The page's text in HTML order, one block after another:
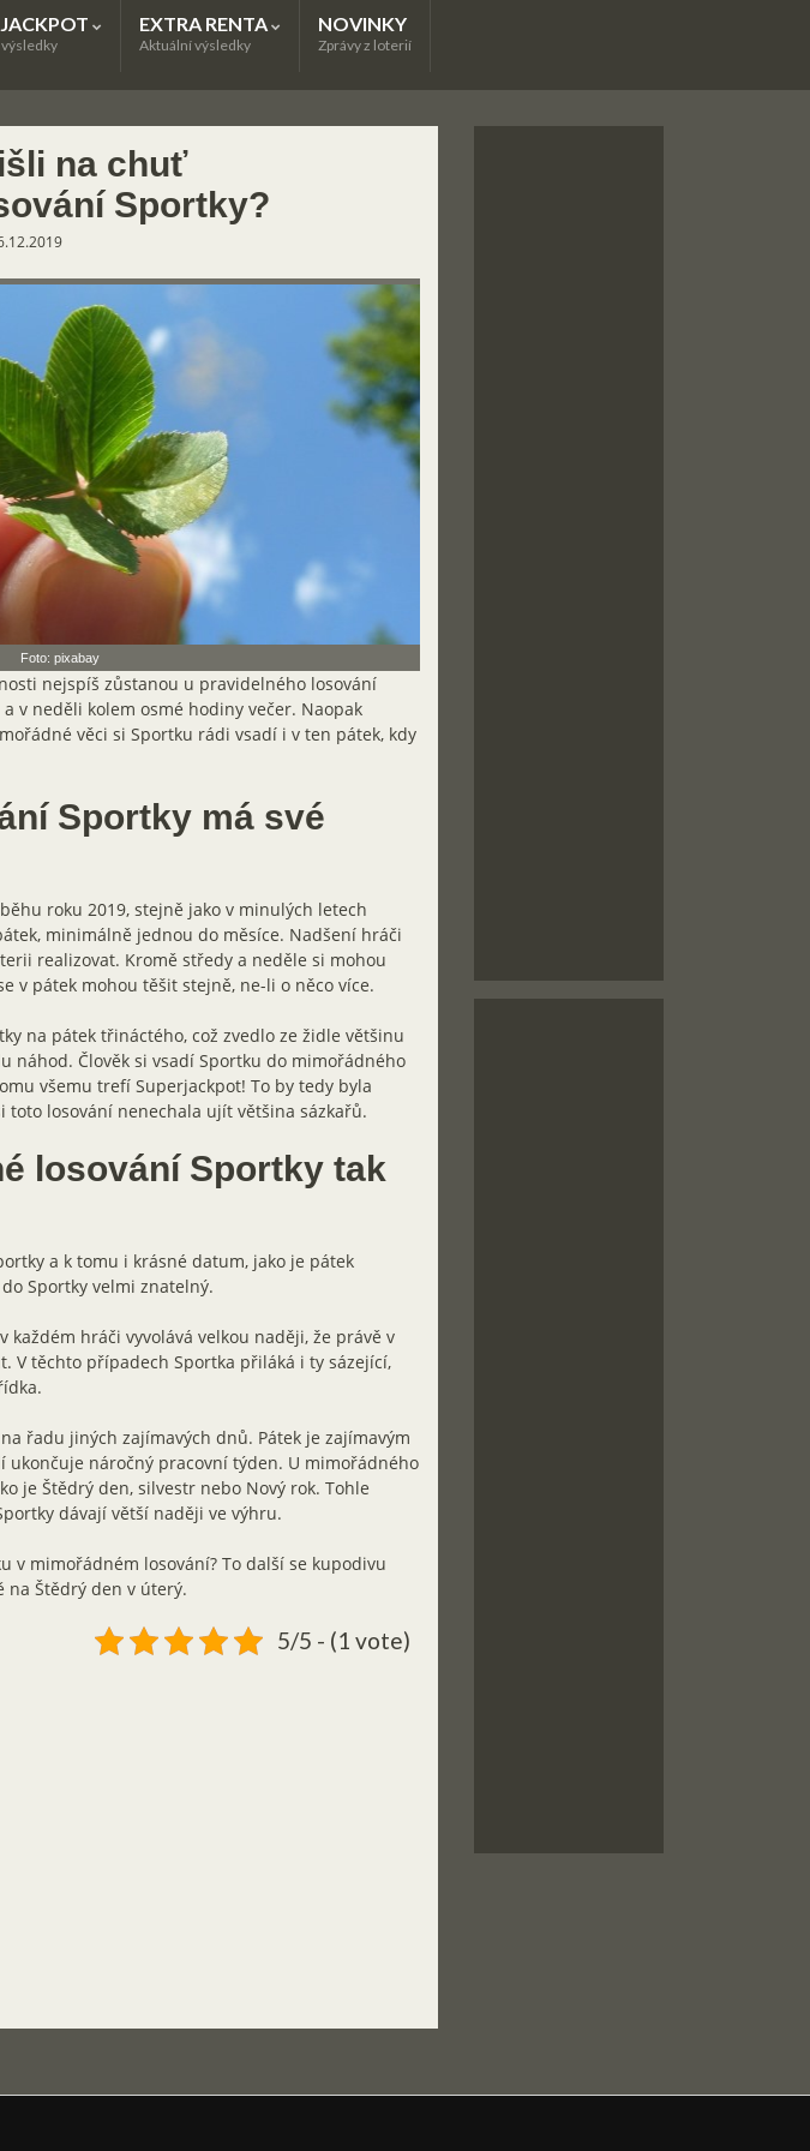
EXTRA RENTA
Aktuální výsledky
NOVINKY
Zprávy z loterií
na chuť
Sportky?
Foto: pixabay
nejspíš zůstanou u pravidelného losování
v neděli kolem osmé hodiny večer. Naopak
věci si Sportku rádi vsadí i v ten pátek, kdy
Sportky má své
roku 2019, stejně jako v minulých letech
minimálně jednou do měsíce. Nadšení hráči
realizovat. Kromě středy a neděle si mohou
v pátek mohou těšit stejně, ne-li o něco více.
na pátek třináctého, což zvedlo ze židle většinu
náhod. Člověk si vsadí Sportku do mimořádného
všemu trefí Superjackpot! To by tedy byla
losování nenechala ujít většina sázkařů.
losování Sportky tak
a k tomu i krásné datum, jako je pátek
Sportky velmi znatelný.
každém hráči vyvolává velkou naději, že právě v
V těchto případech Sportka přiláká i ty sázející,
řadu jiných zajímavých dnů. Pátek je zajímavým
ukončuje náročný pracovní týden. U mimořádného
je Štědrý den, silvestr nebo Nový rok. Tohle
dávají větší naději ve výhru.
v mimořádném losování? To další se kupodivu
na Štědrý den v úterý.
5/5 - (1 vote)